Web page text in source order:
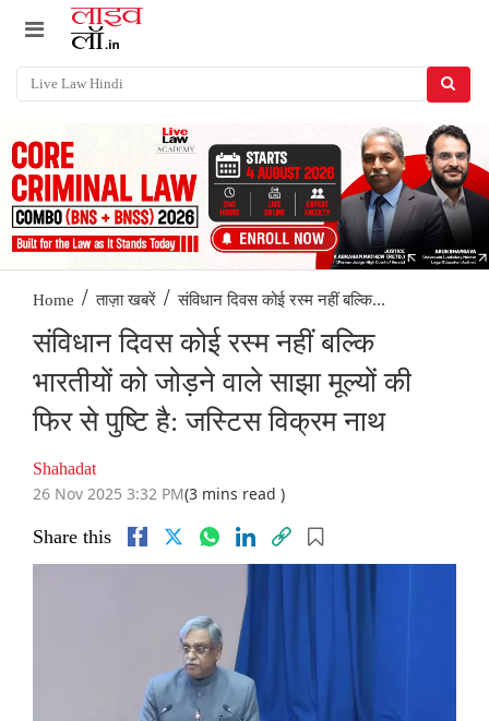
Home / ताज़ा खबरें / संविधान दिवस कोई रस्म नहीं बल्कि...
संविधान दिवस कोई रस्म नहीं बल्कि
भारतीयों को जोड़ने वाले साझा मूल्यों की
फिर से पुष्टि है: जस्टिस विक्रम नाथ
Shahadat
26 Nov 2025 3:32 PM(3 mins read )
Share this